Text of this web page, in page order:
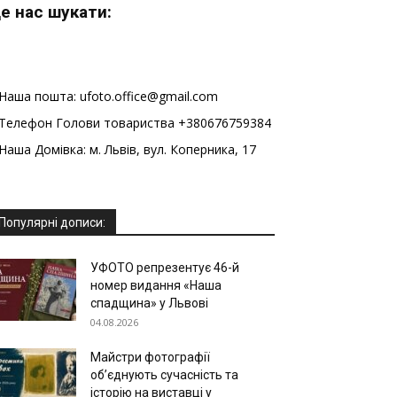
нас шукати:
пошта: ufoto.office@gmail.com
Голови товариства +380676759384
Домівка: м. Львів, вул. Коперника, 17
дописи:
УФОТО репрезентує 46-й
номер видання «Наша
спадщина» у Львові
04.08.2026
Майстри фотографії
об’єднують сучасність та
історію на виставці у